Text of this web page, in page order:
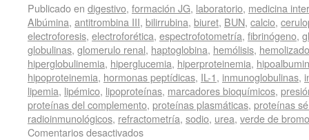
Publicado en digestivo, formación JG, laboratorio, medicina
Albúmina, antitrombina III, bilirrubina, biuret, BUN, calcio,
electroforesis, electroforética, espectrofotometría, fibrinógeno,
globulinas, glomerulo renal, haptoglobina, hemólisis, hemolizado
hiperglobulinemia, hiperglucemia, hiperproteinemia,
hipoproteinemia, hormonas peptídicas, IL-1, inmunoglobulinas,
lipemia, lipémico, lipoproteínas, marcadores bioquímicos,
proteínas del complemento, proteínas plasmáticas, proteínas
radioinmunológicos, refractometría, sodio, urea, verde de
Comentarios desactivados